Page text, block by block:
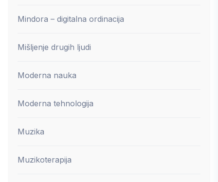
Mindora – digitalna ordinacija
Mišljenje drugih ljudi
Moderna nauka
Moderna tehnologija
Muzika
Muzikoterapija